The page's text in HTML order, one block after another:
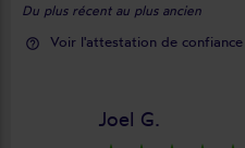
Du plus récent au plus ancien
help_outline Voir l'attestation de
Joel G.